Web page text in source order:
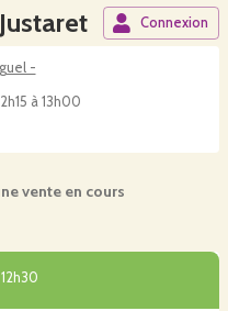
Connexion
-
à 13h00
vente en cours